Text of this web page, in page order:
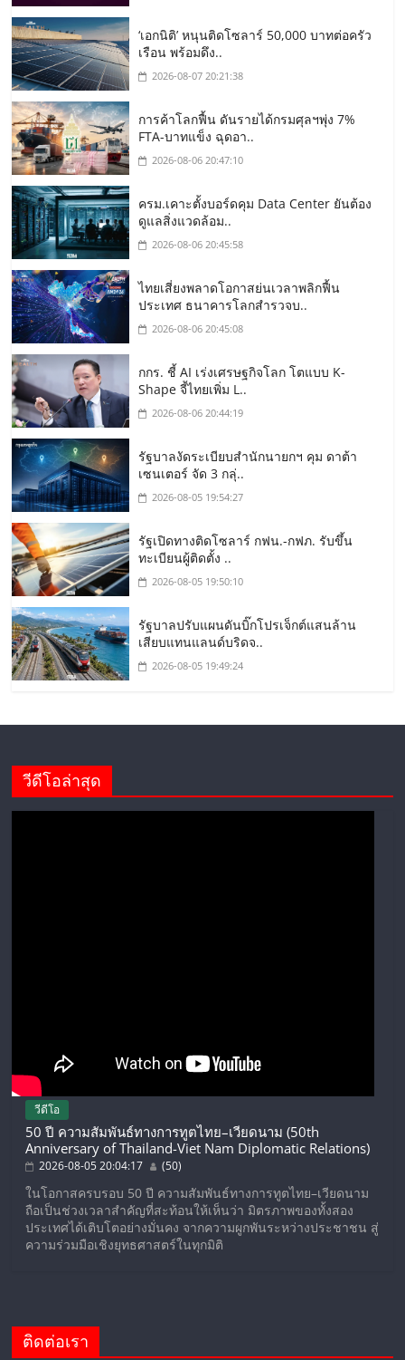
‘เอกนิติ’ หนุนติดโซลาร์ 50,000 บาทต่อครัว
เรือน พร้อมดึง..
2026-08-07 20:21:38
การค้าโลกฟื้น ดันรายได้กรมศุลฯพุ่ง 7%
FTA-บาทแข็ง ฉุดอา..
2026-08-06 20:47:10
ครม.เคาะตั้งบอร์ดคุม Data Center ยันต้อง
ดูแลสิ่งแวดล้อม..
2026-08-06 20:45:58
ไทยเสี่ยงพลาดโอกาสย่นเวลาพลิกฟื้น
ประเทศ ธนาคารโลกสำรวจบ..
2026-08-06 20:45:08
กกร. ชี้ AI เร่งเศรษฐกิจโลก โตแบบ K-
Shape จี้ไทยเพิ่ม L..
2026-08-06 20:44:19
รัฐบาลงัดระเบียบสำนักนายกฯ คุม ดาต้า
เซนเตอร์ จัด 3 กลุ่..
2026-08-05 19:54:27
รัฐเปิดทางติดโซลาร์ กฟน.-กฟภ. รับขึ้น
ทะเบียนผู้ติดตั้ง ..
2026-08-05 19:50:10
รัฐบาลปรับแผนดันบิ๊กโปรเจ็กต์แสนล้าน
เสียบแทนแลนด์บริดจ..
2026-08-05 19:49:24
วีดีโอล่าสุด
วีดีโอ
50 ปี ความสัมพันธ์ทางการทูตไทย–เวียดนาม (50th
Anniversary of Thailand-Viet Nam Diplomatic Relations)
2026-08-05 20:04:17 (50)
ในโอกาสครบรอบ 50 ปี ความสัมพันธ์ทางการทูตไทย–เวียดนาม
ถือเป็นช่วงเวลาสำคัญที่สะท้อนให้เห็นว่า มิตรภาพของทั้งสอง
ประเทศได้เติบโตอย่างมั่นคง จากความผูกพันระหว่างประชาชน สู่
ความร่วมมือเชิงยุทธศาสตร์ในทุกมิติ
ติดต่อเรา